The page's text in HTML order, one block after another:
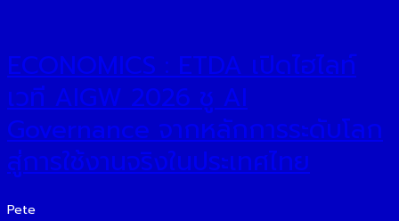
ECONOMICS : ETDA เปิดไฮไลท์
เวที AIGW 2026 ชู AI
Governance จากหลักการระดับโลก
สู่การใช้งานจริงในประเทศไทย
Pete